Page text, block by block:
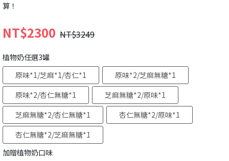
算！
NT$2300 NT$3249
植物奶任選3罐
原味*1/芝麻*1/杏仁*1
原味*2/芝麻無糖*1
原味*2/杏仁無糖*1
芝麻無糖*2/原味*1
芝麻無糖*2/杏仁無糖*1
杏仁無糖*2/原味*1
杏仁無糖*2/芝麻無糖*1
加贈植物奶口味